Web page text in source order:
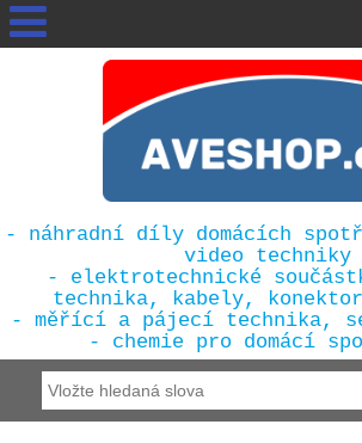
- náhradní díly domácích
video techniky
- elektrotechnické
technika, kabely,
- měřící a pájecí technika,
- chemie pro domácí